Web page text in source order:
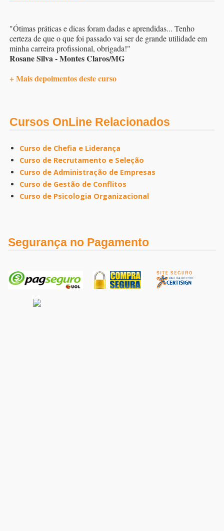
"Ótimas práticas e dicas foram dadas e aprendidas... Tenho
certeza de que o que foi passado vai ser de grande utilidade em
minha carreira profissional, obrigada!"
Rosane Silva - Montes Claros/MG
+ Mais depoimentos deste curso
Cursos OnLine Relacionados
Curso de Chefia e Liderança
Curso de Recrutamento e Seleção
Curso de Administração de Empresas
Curso de Gestão de Conflitos
Curso de Psicologia Organizacional
Segurança no Pagamento